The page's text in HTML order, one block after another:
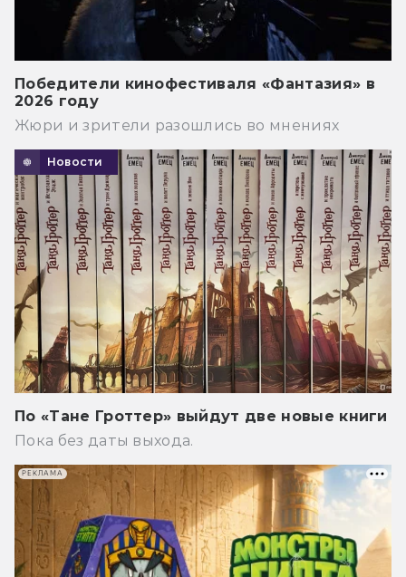
Победители кинофестиваля «Фантазия» в
2026 году
Жюри и зрители разошлись во мнениях
Новости
По «Тане Гроттер» выйдут две новые книги
Пока без даты выхода.
РЕКЛАМА